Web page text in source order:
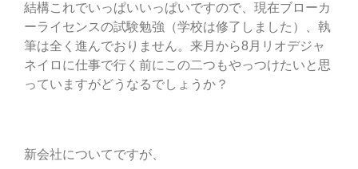
結構これでいっぱいいっぱいですので、現在ブローカ
ーライセンスの試験勉強（学校は修了しました）、執
筆は全く進んでおりません。来月から8月リオデジャ
ネイロに仕事で行く前にこの二つもやっつけたいと思
っていますがどうなるでしょうか？
新会社についてですが、